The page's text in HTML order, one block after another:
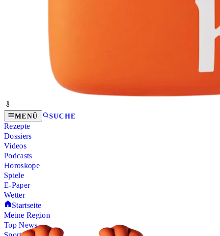
MENÜ SUCHE
Rezepte
Dossiers
Videos
Podcasts
Horoskope
Spiele
E-Paper
Wetter
Startseite
Meine Region
Top News